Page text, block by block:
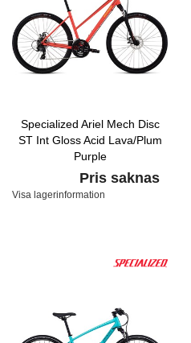
Specialized Ariel Mech Disc
ST Int Gloss Acid Lava/Plum
Purple
Pris saknas
Visa lagerinformation